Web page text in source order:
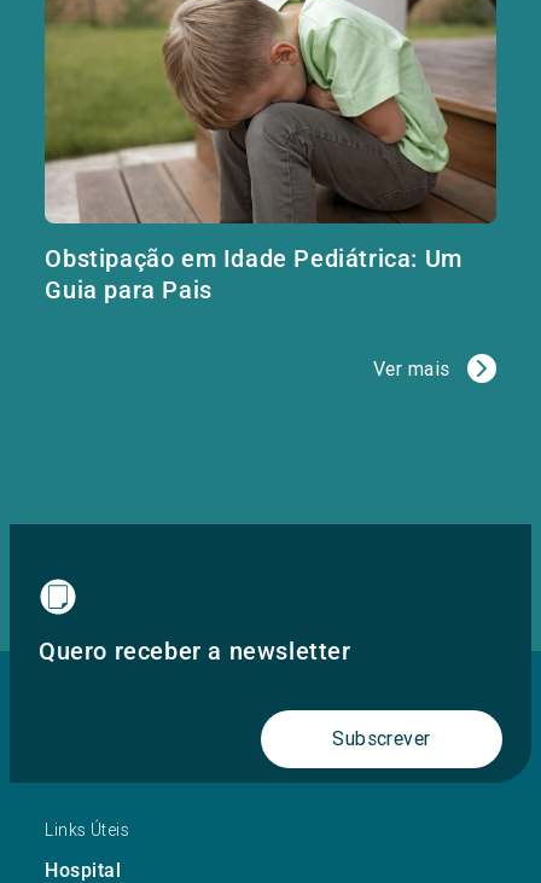
Obstipação em Idade Pediátrica: Um
Guia para Pais
Ver mais
Quero receber a newsletter
Subscrever
Links Úteis
Hospital